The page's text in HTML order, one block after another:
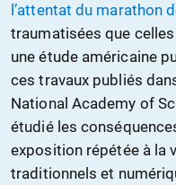
l’attentat du marathon
traumatisées que
une étude américaine
ces travaux publiés
National Academy of
étudié les
exposition répétée à la
traditionnels et